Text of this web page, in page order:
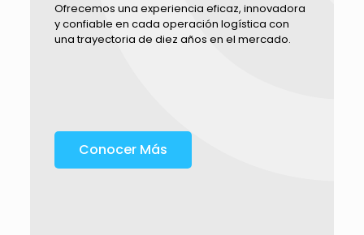
Ofrecemos una experiencia eficaz, innovadora
y confiable en cada operación logística con
una trayectoria de diez años en el mercado.
Conocer Más